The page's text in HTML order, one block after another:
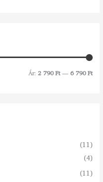
Ár: 2 790 Ft— 6 790 Ft
(11)
(4)
(11)